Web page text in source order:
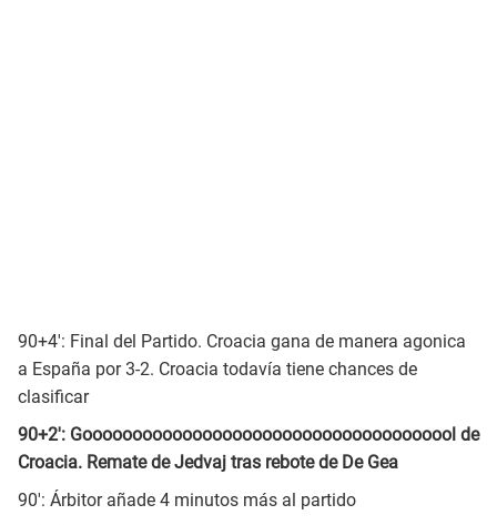
90+4': Final del Partido. Croacia gana de manera agonica
a España por 3-2. Croacia todavía tiene chances de
clasificar
90+2': Goooooooooooooooooooooooooooooooooooool de
Croacia. Remate de Jedvaj tras rebote de De Gea
90': Árbitor añade 4 minutos más al partido